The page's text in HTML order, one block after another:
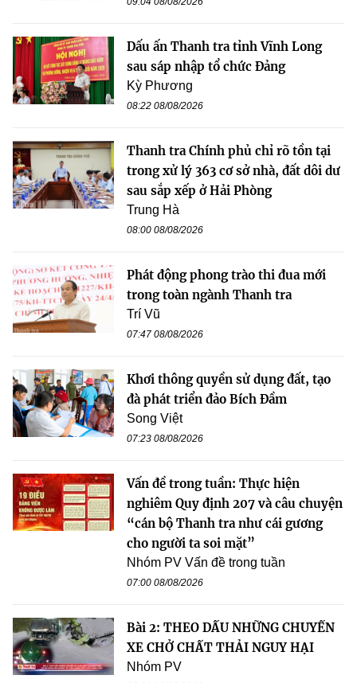
Dấu ấn Thanh tra tỉnh Vĩnh Long
sau sáp nhập tổ chức Đảng
Kỳ Phương
08:22 08/08/2026
Thanh tra Chính phủ chỉ rõ tồn tại
trong xử lý 363 cơ sở nhà, đất dôi dư
sau sắp xếp ở Hải Phòng
Trung Hà
08:00 08/08/2026
Phát động phong trào thi đua mới
trong toàn ngành Thanh tra
Trí Vũ
07:47 08/08/2026
Khơi thông quyền sử dụng đất, tạo
đà phát triển đảo Bích Đầm
Song Việt
07:23 08/08/2026
Vấn đề trong tuần: Thực hiện
nghiêm Quy định 207 và câu chuyện
“cán bộ Thanh tra như cái gương
cho người ta soi mặt”
Nhóm PV Vấn đề trong tuần
07:00 08/08/2026
Bài 2: THEO DẤU NHỮNG CHUYẾN
XE CHỞ CHẤT THẢI NGUY HẠI
Nhóm PV